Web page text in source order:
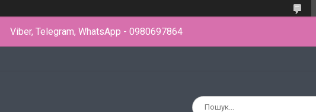
Viber, Telegram, WhatsApp - 0980697864